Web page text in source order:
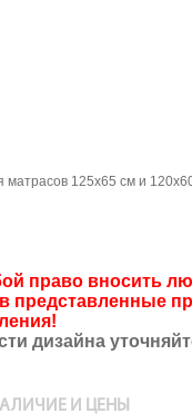
матрасов 125х65 см и
право вносить
представленные
дизайна
И ЦЕНЫ